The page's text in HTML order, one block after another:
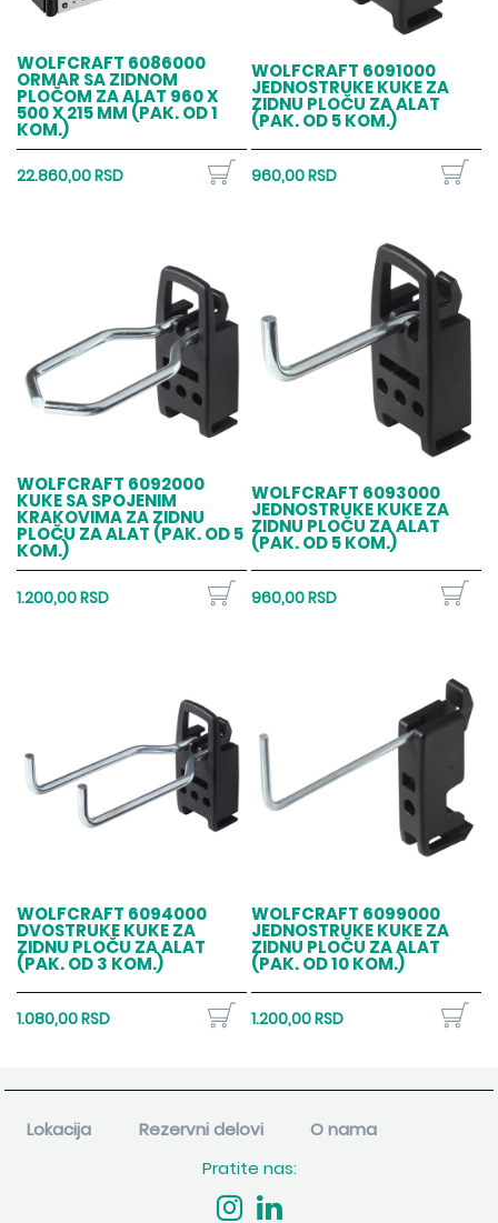
WOLFCRAFT 6086000
ORMAR SA ZIDNOM
PLOČOM ZA ALAT 960 X
500 X 215 MM (PAK. OD 1
KOM.)
22.860,00 RSD
WOLFCRAFT 6091000
JEDNOSTRUKE KUKE ZA
ZIDNU PLOČU ZA ALAT
(PAK. OD 5 KOM.)
960,00 RSD
WOLFCRAFT 6092000
KUKE SA SPOJENIM
KRAKOVIMA ZA ZIDNU
PLOČU ZA ALAT (PAK. OD 5
KOM.)
1.200,00 RSD
WOLFCRAFT 6093000
JEDNOSTRUKE KUKE ZA
ZIDNU PLOČU ZA ALAT
(PAK. OD 5 KOM.)
960,00 RSD
WOLFCRAFT 6094000
DVOSTRUKE KUKE ZA
ZIDNU PLOČU ZA ALAT
(PAK. OD 3 KOM.)
1.080,00 RSD
WOLFCRAFT 6099000
JEDNOSTRUKE KUKE ZA
ZIDNU PLOČU ZA ALAT
(PAK. OD 10 KOM.)
1.200,00 RSD
Lokacija Rezervni delovi
O nama
Pratite nas: